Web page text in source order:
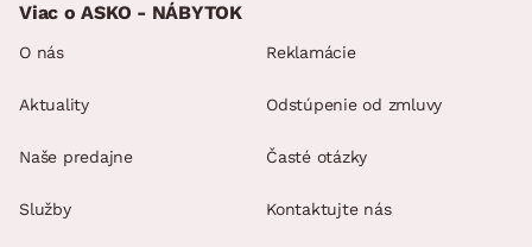
sedenia podľa Vašej individuálnej potreby)
celková výška – podľa polohy chrbtovej opierky: 91–111 cm
bez funkcie rozkladu na lôžko
bez úložného priestoru
rozmerovo ideálne do malého aj veľkého priestoru
Viac o ASKO - NÁBYTOK
O nás
Aktuality
Naše predajne
Služby
Reklamácie
Odstúpenie od zmluvy
Časté otázky
Kontaktujte nás